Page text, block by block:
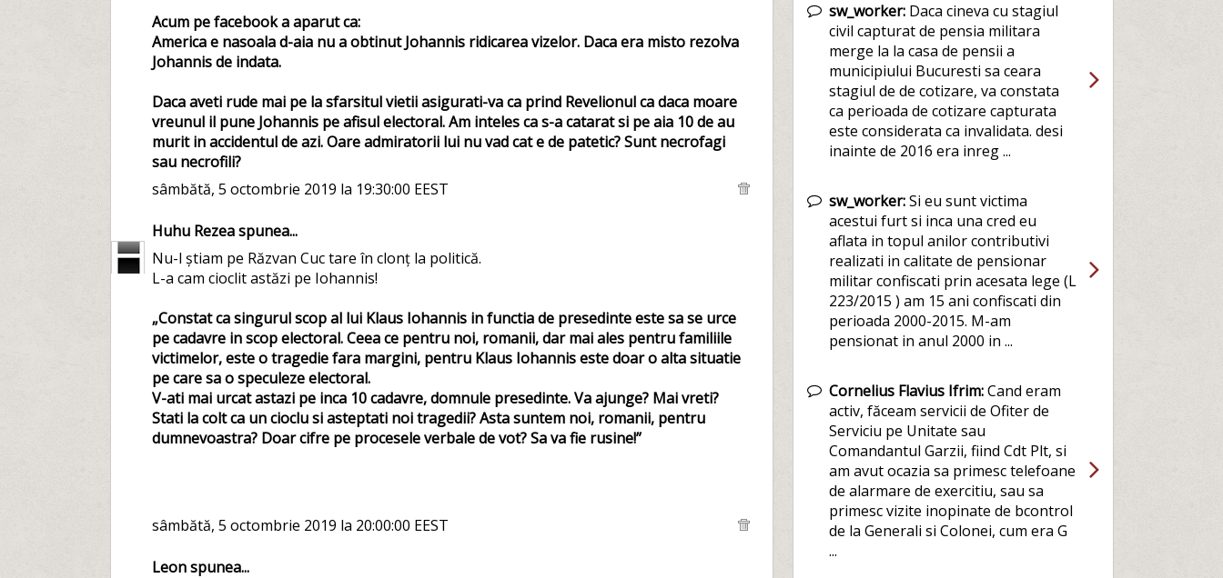
Acum pe facebook a aparut ca:
America e nasoala d-aia nu a obtinut Johannis ridicarea vizelor. Daca era misto rezolva
Johannis de indata.
Daca aveti rude mai pe la sfarsitul vietii asigurati-va ca prind Revelionul ca daca moare
vreunul il pune Johannis pe afisul electoral. Am inteles ca s-a catarat si pe aia 10 de au
murit in accidentul de azi. Oare admiratorii lui nu vad cat e de patetic? Sunt necrofagi
sau necrofili?
sâmbătă, 5 octombrie 2019 la 19:30:00 EEST
Huhu Rezeaspunea...
Nu-l știam pe Răzvan Cuc tare în clonț la politică.
L-a cam cioclit astăzi pe Iohannis!
„Constat ca singurul scop al lui Klaus Iohannis in functia de presedinte este sa se urce
pe cadavre in scop electoral. Ceea ce pentru noi, romanii, dar mai ales pentru familiile
victimelor, este o tragedie fara margini, pentru Klaus Iohannis este doar o alta situatie
pe care sa o speculeze electoral.
V-ati mai urcat astazi pe inca 10 cadavre, domnule presedinte. Va ajunge? Mai vreti?
Stati la colt ca un cioclu si asteptati noi tragedii? Asta suntem noi, romanii, pentru
dumnevoastra? Doar cifre pe procesele verbale de vot? Sa va fie rusine!”
sâmbătă, 5 octombrie 2019 la 20:00:00 EEST
Leonspunea...
sw_worker:Daca cineva cu stagiul
civil capturat de pensia militara
merge la la casa de pensii a
municipiului Bucuresti sa ceara
stagiul de de cotizare, va constata
ca perioada de cotizare capturata
este considerata ca invalidata. desi
inainte de 2016 era inreg ...
sw_worker:Si eu sunt victima
acestui furt si inca una cred eu
aflata in topul anilor contributivi
realizati in calitate de pensionar
militar confiscati prin acesata lege (L
223/2015 ) am 15 ani confiscati din
perioada 2000-2015. M-am
pensionat in anul 2000 in ...
Cornelius Flavius Ifrim:Cand eram
activ, făceam servicii de Ofiter de
Serviciu pe Unitate sau
Comandantul Garzii, fiind Cdt Plt, si
am avut ocazia sa primesc telefoane
de alarmare de exercitiu, sau sa
primesc vizite inopinate de bcontrol
de la Generali si Colonei, cum era G
...